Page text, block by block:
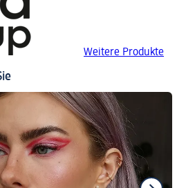
Weitere Produkte